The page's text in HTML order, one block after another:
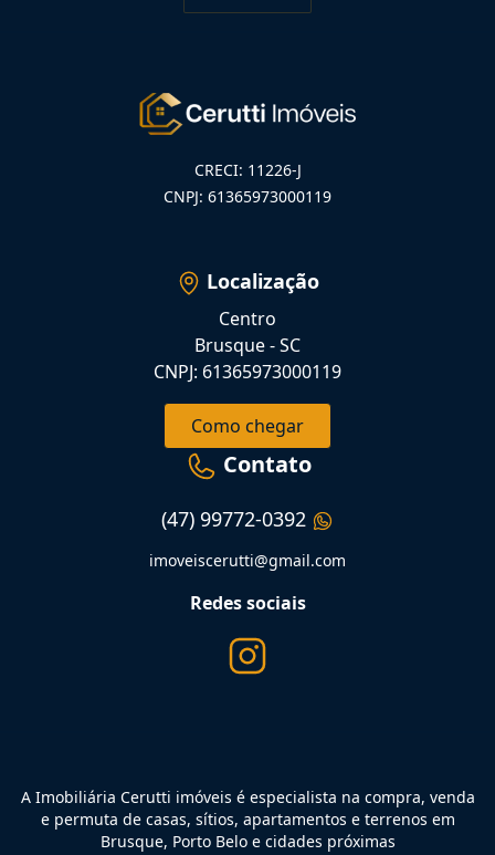
CRECI: 11226-J
CNPJ: 61365973000119
Localização
Centro
Brusque - SC
CNPJ: 61365973000119
Como chegar
Contato
(47) 99772-0392
imoveiscerutti@gmail.com
Redes sociais
A Imobiliária Cerutti imóveis é especialista na compra, venda
e permuta de casas, sítios, apartamentos e terrenos em
Brusque, Porto Belo e cidades próximas